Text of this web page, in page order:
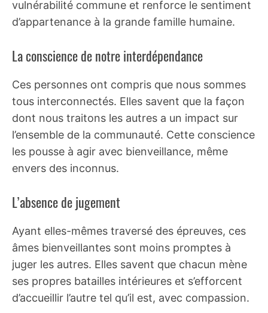
vulnérabilité commune et renforce le sentiment
d’appartenance à la grande famille humaine.
La conscience de notre interdépendance
Ces personnes ont compris que nous sommes
tous interconnectés. Elles savent que la façon
dont nous traitons les autres a un impact sur
l’ensemble de la communauté. Cette conscience
les pousse à agir avec bienveillance, même
envers des inconnus.
L’absence de jugement
Ayant elles-mêmes traversé des épreuves, ces
âmes bienveillantes sont moins promptes à
juger les autres. Elles savent que chacun mène
ses propres batailles intérieures et s’efforcent
d’accueillir l’autre tel qu’il est, avec compassion.